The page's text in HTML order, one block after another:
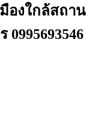
องใกล้สถาน